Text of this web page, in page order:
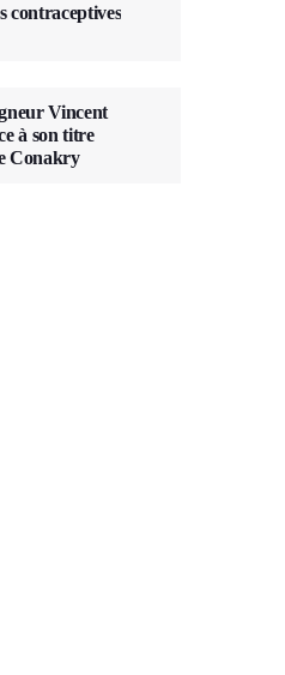
contraceptives
Vincent
à son titre
Conakry